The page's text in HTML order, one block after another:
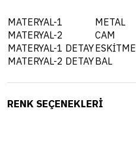
MATERYAL-1
METAL
MATERYAL-2
CAM
MATERYAL-1 DETAYESKİTME
MATERYAL-2 DETAYBAL
RENK SEÇENEKLERİ